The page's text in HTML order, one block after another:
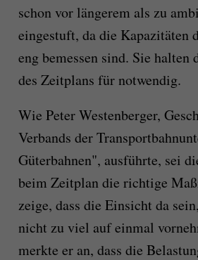
schon vor längerem als zu
eingestuft, da die Kapazitäten
eng bemessen sind. Sie halten
des Zeitplans für notwendig.
Wie Peter Westenberger,
Verbands der
Güterbahnen", ausführte, sei
beim Zeitplan die richtige
zeige, dass die Einsicht da
nicht zu viel auf einmal
merkte er an, dass die